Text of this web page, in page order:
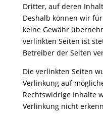
Dritter, auf deren
Deshalb können wir
keine Gewähr
verlinkten Seiten ist
Betreiber der Seiten
Die verlinkten Seiten
Verlinkung auf
Rechtswidrige Inhalte
Verlinkung nicht